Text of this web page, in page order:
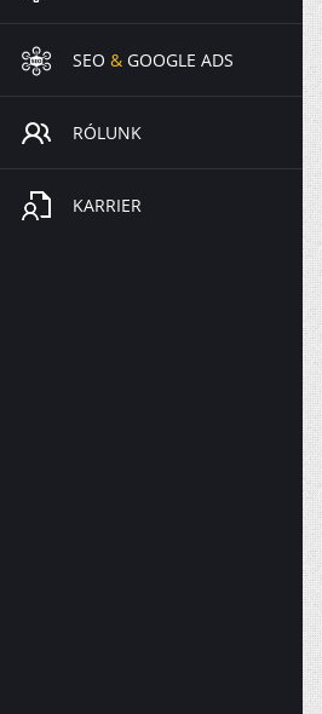
SEO & GOOGLE ADS
RÓLUNK
KARRIER